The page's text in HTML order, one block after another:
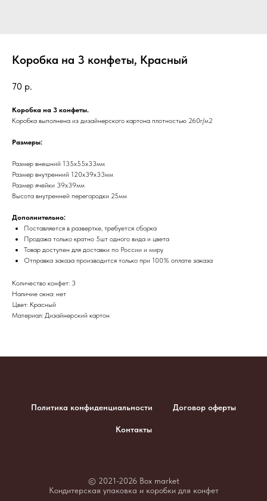
Коробка на 3 конфеты, Красный
70 р.
Коробка на 3 конфеты.
Коробка выполнена из дизайнерского картона плотностью 260г/м2
Размеры:
Размер внешний 135х55х33мм
Размер внутренний 120х39х33мм
Размер ячейки 39х39мм
Высота внутренней перегородки 25мм
Дополнительно:
Поставляется в развертке, требуется сборка
Продажа только кратно 5шт одного вида и цвета
Товар доступен для доставки по России и миру
​Отправка заказа производится только при 100% оплате заказа
Количество конфет: 3
Наличие окна: нет
Цвет: Красный
Материал: Дизайнерский картон
Политика конфиденциальности Договор оферты
Контакты
© 2021-2026 Box market
Кондитерская упаковка и коробки для конфет